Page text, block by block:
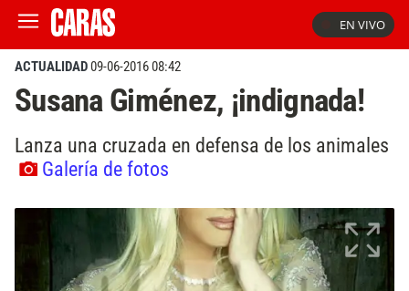
EN VIVO
ACTUALIDAD09-06-2016 08:42
Susana Giménez, ¡indignada!
Lanza una cruzada en defensa de los animales
Galería de fotos